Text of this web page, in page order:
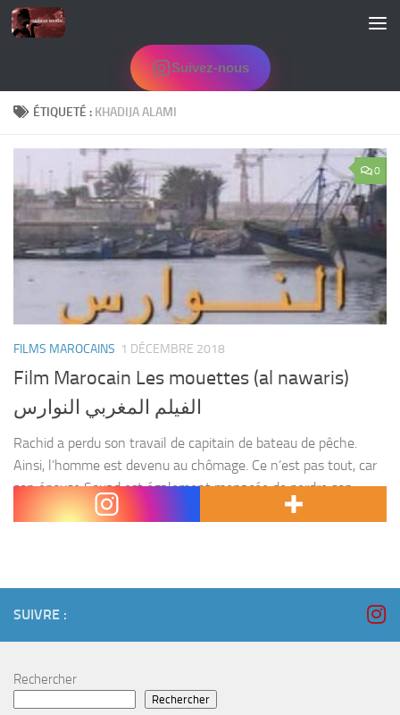
Skip to content
Suivez-nous
ÉTIQUETÉ : KHADIJA ALAMI
0
FILMS MAROCAINS 1 DÉCEMBRE 2018
Film Marocain Les mouettes (al nawaris)
الفيلم المغربي النوارس
Rachid a perdu son travail de capitain de bateau de pêche.
Ainsi, l’homme est devenu au chômage. Ce n’est pas tout, car
son épouse Souad est également menacée de perdre son
emploi dans une...
SUIVRE :
Rechercher
Rechercher